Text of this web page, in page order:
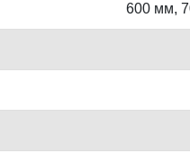
600 мм,